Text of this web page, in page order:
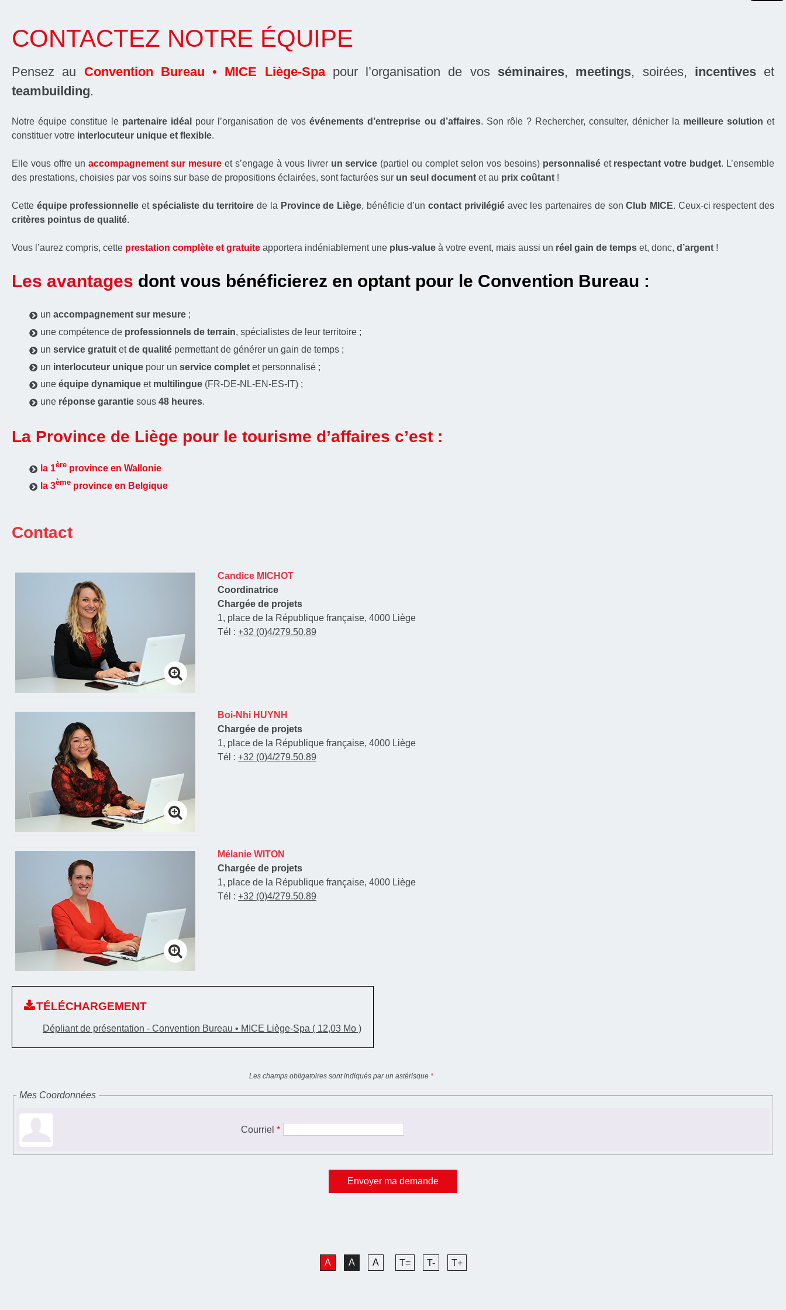
CONTACTEZ NOTRE ÉQUIPE
Pensez au Convention Bureau • MICE Liège-Spa pour l’organisation de vos séminaires, meetings, soirées, incentiveset
teambuilding.
Notre équipe constitue le partenaire idéal pour l’organisation de vosévénements d’entreprise ou d’affaires. Son rôle ? Rechercher, consulter, dénicher la meilleure solution et
constituer votre interlocuteur unique et flexible.
Elle vous offre un accompagnement sur mesure et s’engage à vous livrer un service (partiel ou complet selon vos besoins) personnaliséet respectant votre budget. L’ensemble
des prestations, choisies par vos soins sur base de propositions éclairées, sont facturées sur un seul document et au prix coûtant !
Cette équipe professionnelle et spécialiste du territoire de la Province de Liège, bénéficie d’uncontact privilégiéavec les partenaires de sonClub MICE. Ceux-ci respectent des
critères pointus de qualité.
Vous l’aurez compris, cette prestation complète et gratuite apportera indéniablement une plus-value à votre event, mais aussi un réel gain de temps et, donc, d’argent !
Les avantages dont vous bénéficierez en optant pour le Convention Bureau :
un accompagnement sur mesure ;
une compétence de professionnels de terrain, spécialistes de leur territoire ;
un service gratuit etde qualité permettant de générer un gain de temps ;
un interlocuteur unique pour un service complet et personnalisé ;
une équipe dynamique et multilingue (FR-DE-NL-EN-ES-IT) ;
une réponse garantie sous 48 heures.
La Province de Liège pour le tourisme d’affaires c’est :
la 1ère province en Wallonie
la 3ème province en Belgique
Contact
Candice MICHOT
Coordinatrice
Chargée de projets
1, place de la République française, 4000 Liège
Tél : +32 (0)4/279.50.89
Boi-Nhi HUYNH
Chargée de projets
1, place de la République française, 4000 Liège
Tél : +32 (0)4/279.50.89
Mélanie WITON
Chargée de projets
1, place de la République française, 4000 Liège
Tél : +32 (0)4/279.50.89
TÉLÉCHARGEMENT
Dépliant de présentation - Convention Bureau • MICE Liège-Spa ( 12,03 Mo )
Les champs obligatoires sont indiqués par un astérisque *
Mes Coordonnées
Courriel*
A A A T= T- T+